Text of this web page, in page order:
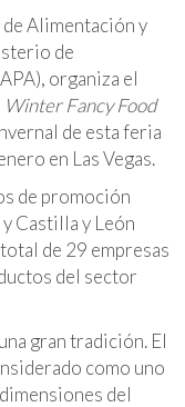
Alimentación y
de
organiza el
Winter Fancy Food
de esta feria
en Las Vegas.
de promoción
Castilla y León
de 29 empresas
del sector
gran tradición. El
como uno
del